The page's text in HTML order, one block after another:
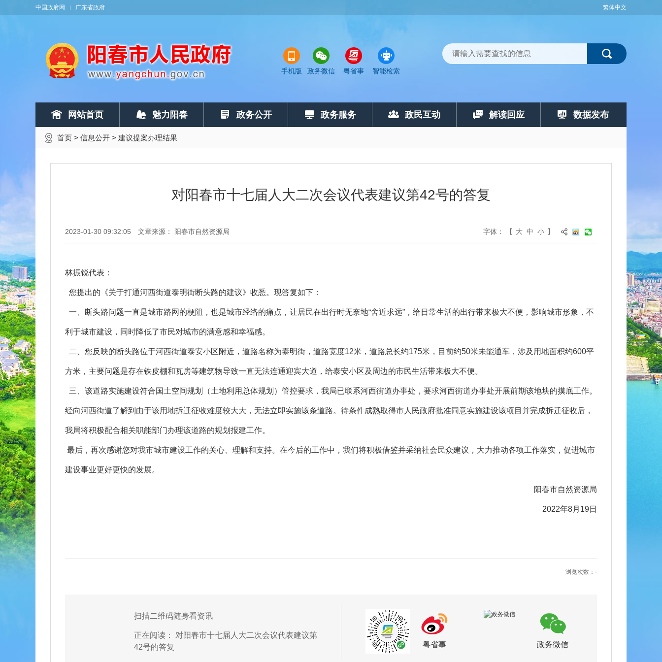
中国政府网 广东省政府 繁体中文
手机版 政务微信 粤省事 智能检索
网站首页 魅力阳春 政务公开 政务服务 政民互动 解读回应 数据发布
首页 > 信息公开 > 建议提案办理结果
对阳春市十七届人大二次会议代表建议第42号的答复
2023-01-30 09:32:05 文章来源： 阳春市自然资源局 字体： 【 大 中 小 】
林振锐代表：
您提出的《关于打通河西街道泰明街断头路的建议》收悉。现答复如下：
一、断头路问题一直是城市路网的梗阻，也是城市经络的痛点，让居民在出行时无奈地“舍近求远”，给日常生活的出行带来极大不便，影响城市形象，不
利于城市建设，同时降低了市民对城市的满意感和幸福感。
二、您反映的断头路位于河西街道泰安小区附近，道路名称为泰明街，道路宽度12米，道路总长约175米，目前约50米未能通车，涉及用地面积约600平
方米，主要问题是存在铁皮棚和瓦房等建筑物导致一直无法连通迎宾大道，给泰安小区及周边的市民生活带来极大不便。
三、该道路实施建设符合国土空间规划（土地利用总体规划）管控要求，我局已联系河西街道办事处，要求河西街道办事处开展前期该地块的摸底工作。
经向河西街道了解到由于该用地拆迁征收难度较大大，无法立即实施该条道路。待条件成熟取得市人民政府批准同意实施建设该项目并完成拆迁征收后，
我局将积极配合相关职能部门办理该道路的规划报建工作。
最后，再次感谢您对我市城市建设工作的关心、理解和支持。在今后的工作中，我们将积极借鉴并采纳社会民众建议，大力推动各项工作落实，促进城市
建设事业更好更快的发展。
阳春市自然资源局
2022年8月19日
浏览次数： -
扫描二维码随身看资讯
正在阅读： 对阳春市十七届人大二次会议代表建议第
42号的答复
粤省事 政务微信